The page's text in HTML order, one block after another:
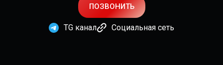
ПОЗВОНИТЬ
TG канал Социальная сеть